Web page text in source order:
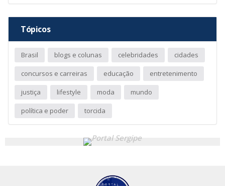
Tópicos
Brasil blogs e colunas celebridades cidades
concursos e carreiras educação entretenimento
justiça lifestyle moda mundo
política e poder torcida